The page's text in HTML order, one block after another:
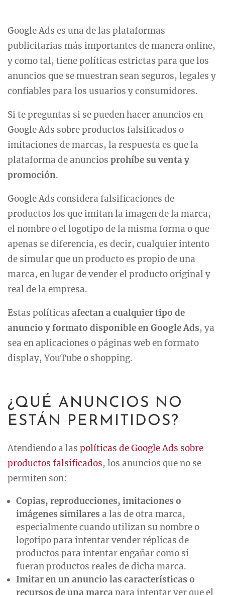
Google Ads es una de las plataformas
publicitarias más importantes de manera online,
y como tal, tiene políticas estrictas para que los
anuncios que se muestran sean seguros, legales y
confiables para los usuarios y consumidores.
Si te preguntas si se pueden hacer anuncios en
Google Ads sobre productos falsificados o
imitaciones de marcas, la respuesta es que la
plataforma de anuncios prohíbe su venta y
promoción.
Google Ads considera falsificaciones de
productos los que imitan la imagen de la marca,
el nombre o el logotipo de la misma forma o que
apenas se diferencia, es decir, cualquier intento
de simular que un producto es propio de una
marca, en lugar de vender el producto original y
real de la empresa.
Estas políticas afectan a cualquier tipo de
anuncio y formato disponible en Google Ads, ya
sea en aplicaciones o páginas web en formato
display, YouTube o shopping.
¿QUÉ ANUNCIOS NO
ESTÁN PERMITIDOS?
Atendiendo a las políticas de Google Ads sobre
productos falsificados, los anuncios que no se
permiten son:
Copias, reproducciones, imitaciones o
imágenes similares a las de otra marca,
especialmente cuando utilizan su nombre o
logotipo para intentar vender réplicas de
productos para intentar engañar como si
fueran productos reales de dicha marca.
Imitar en un anuncio las características o
recursos de una marca para intentar ver que el